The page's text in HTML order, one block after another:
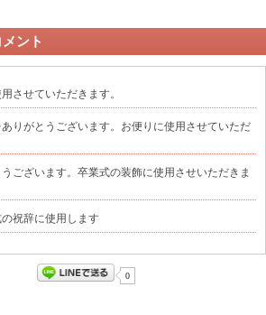
ント
させていただきます。
りがとうございます。お便りに使用させていただ
ございます。卒業式の装飾に使用させいただきま
祝辞に使用します
0